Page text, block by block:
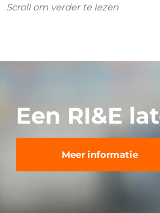
Scroll om verder te lezen
Een RI&E
Meer informatie